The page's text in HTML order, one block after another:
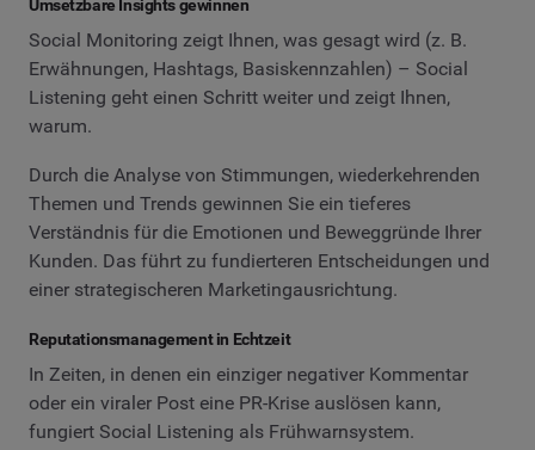
Umsetzbare Insights gewinnen
Social Monitoring zeigt Ihnen, was gesagt wird (z. B.
Erwähnungen, Hashtags, Basiskennzahlen) – Social
Listening geht einen Schritt weiter und zeigt Ihnen,
warum.
Durch die Analyse von Stimmungen, wiederkehrenden
Themen und Trends gewinnen Sie ein tieferes
Verständnis für die Emotionen und Beweggründe Ihrer
Kunden. Das führt zu fundierteren Entscheidungen und
einer strategischeren Marketingausrichtung.
Reputationsmanagement in Echtzeit
In Zeiten, in denen ein einziger negativer Kommentar
oder ein viraler Post eine PR-Krise auslösen kann,
fungiert Social Listening als Frühwarnsystem.